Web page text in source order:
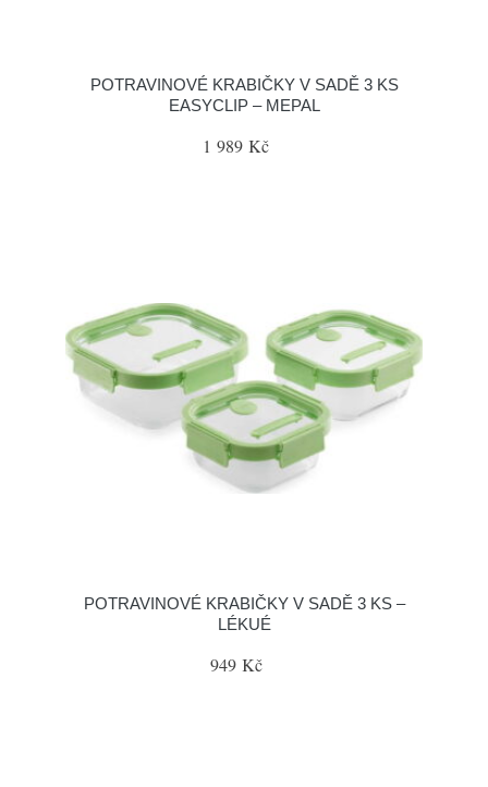
POTRAVINOVÉ KRABIČKY V SADĚ 3 KS
EASYCLIP – MEPAL
1 989 Kč
POTRAVINOVÉ KRABIČKY V SADĚ 3 KS –
LÉKUÉ
949 Kč